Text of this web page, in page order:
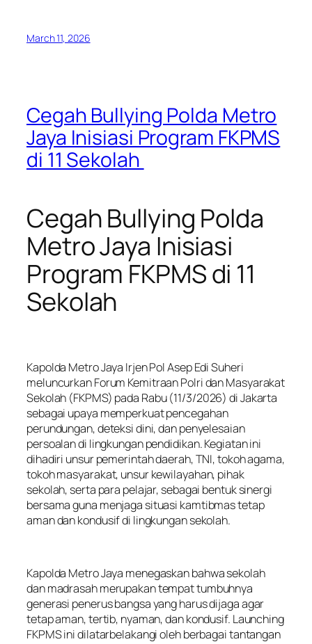
March 11, 2026
Cegah Bullying Polda Metro
Jaya Inisiasi Program FKPMS
di 11 Sekolah
Cegah Bullying Polda
Metro Jaya Inisiasi
Program FKPMS di 11
Sekolah
Kapolda Metro Jaya Irjen Pol Asep Edi Suheri
meluncurkan Forum Kemitraan Polri dan Masyarakat
Sekolah (FKPMS) pada Rabu (11/3/2026) di Jakarta
sebagai upaya memperkuat pencegahan
perundungan, deteksi dini, dan penyelesaian
persoalan di lingkungan pendidikan. Kegiatan ini
dihadiri unsur pemerintah daerah, TNI, tokoh agama,
tokoh masyarakat, unsur kewilayahan, pihak
sekolah, serta para pelajar, sebagai bentuk sinergi
bersama guna menjaga situasi kamtibmas tetap
aman dan kondusif di lingkungan sekolah.
Kapolda Metro Jaya menegaskan bahwa sekolah
dan madrasah merupakan tempat tumbuhnya
generasi penerus bangsa yang harus dijaga agar
tetap aman, tertib, nyaman, dan kondusif. Launching
FKPMS ini dilatarbelakangi oleh berbagai tantangan